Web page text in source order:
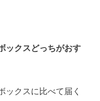
ックスどっちがおす
ックスに比べて届く